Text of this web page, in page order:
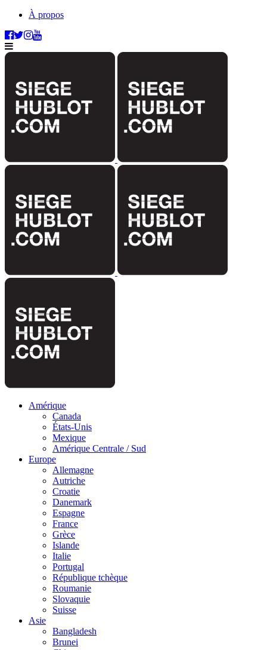
À propos
Amérique
Canada
États-Unis
Mexique
Amérique Centrale / Sud
Europe
Allemagne
Autriche
Croatie
Danemark
Espagne
France
Grèce
Islande
Italie
Portugal
République tchèque
Roumanie
Slovaquie
Suisse
Asie
Bangladesh
Brunei